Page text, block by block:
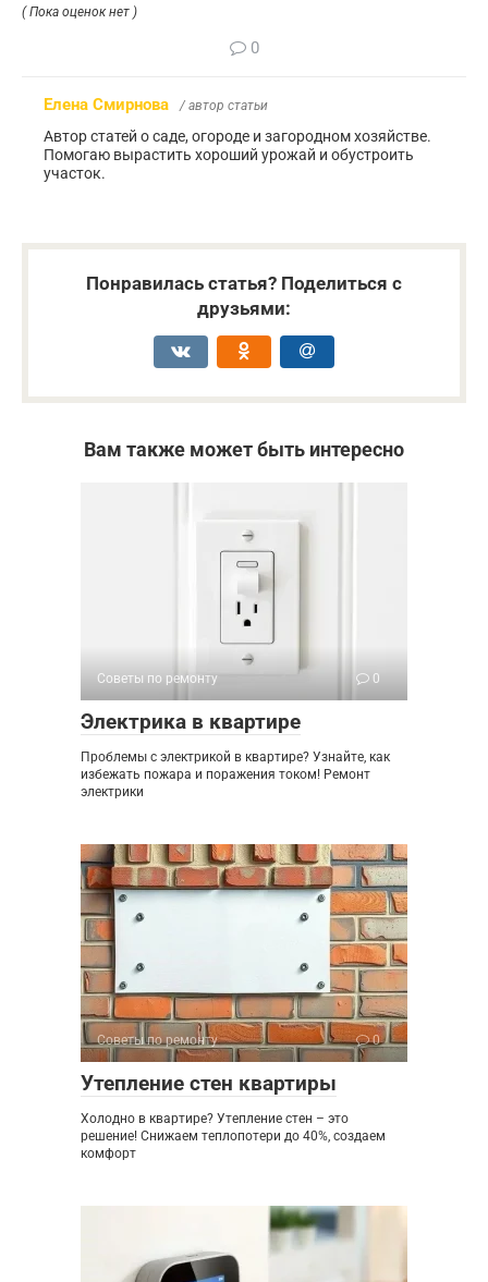
( Пока оценок нет )
0
Елена Смирнова / автор статьи
Автор статей о саде, огороде и загородном хозяйстве.
Помогаю вырастить хороший урожай и обустроить
участок.
Понравилась статья? Поделиться с
друзьями:
Вам также может быть интересно
Советы по ремонту 0
Электрика в квартире
Проблемы с электрикой в квартире? Узнайте, как
избежать пожара и поражения током! Ремонт
электрики
Советы по ремонту 0
Утепление стен квартиры
Холодно в квартире? Утепление стен – это
решение! Снижаем теплопотери до 40%, создаем
комфорт